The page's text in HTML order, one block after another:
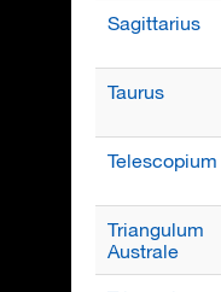
Sagittarius
Taurus
Telescopium
Triangulum
Australe